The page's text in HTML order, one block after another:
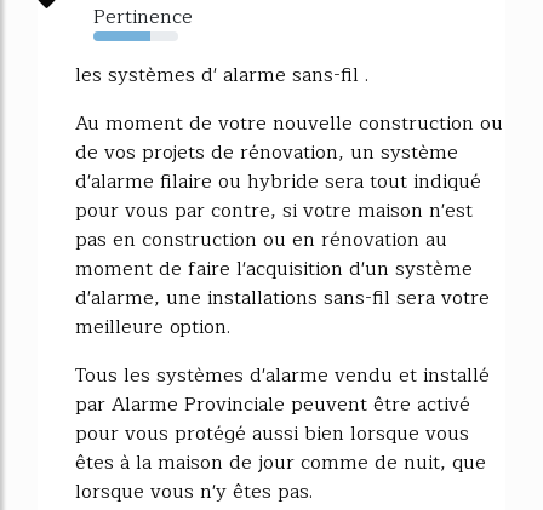
Pertinence
67%
les systèmes d' alarme sans-fil .
Au moment de votre nouvelle construction ou
de vos projets de rénovation, un système
d'alarme filaire ou hybride sera tout indiqué
pour vous par contre, si votre maison n'est
pas en construction ou en rénovation au
moment de faire l'acquisition d'un système
d'alarme, une installations sans-fil sera votre
meilleure option.
Tous les systèmes d'alarme vendu et installé
par Alarme Provinciale peuvent être activé
pour vous protégé aussi bien lorsque vous
êtes à la maison de jour comme de nuit, que
lorsque vous n'y êtes pas.